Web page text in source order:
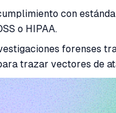
con
o HIPAA.
forenses
trazar vectores de